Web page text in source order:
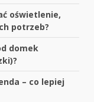
oświetlenie,
potrzeb?
domek
– co lepiej